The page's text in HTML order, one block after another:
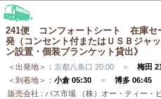
241便 コンフォートシート 在庫
発（コンセント付またはＵＳＢジャ
ン設置・個装ブランケット貸出》
＜出発地＞： 京都八条口 20:00 ＝ 梅田
＜到着地＞： 小倉 05:30 ＝ 博多 06:45
販売会社 : バス市場 （株）オー・ティー・